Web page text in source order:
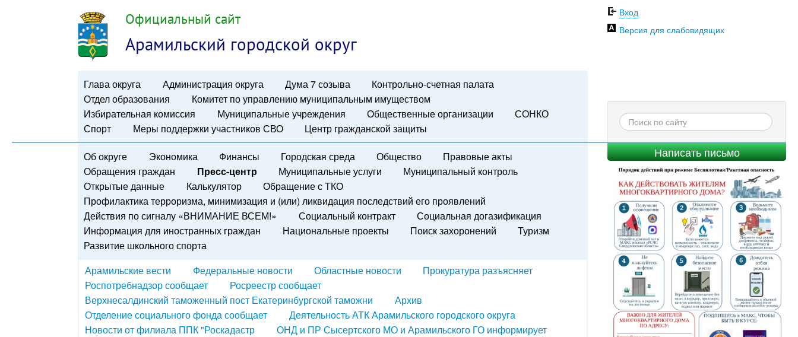
Официальный сайт
Арамильский городской округ
Глава округа Администрация округа Дума 7 созыва
Контрольно-счетная палата
Отдел образования
Комитет по управлению муниципальным имуществом
Избирательная комиссия
Муниципальные учреждения Общественные организации
СОНКО
Спорт
Меры поддержки участников СВО Центр гражданской защиты
Вход
Версия для слабовидящих
Написать письмо
Об округе Экономика Финансы Городская среда Общество
Правовые акты
Обращения граждан
Пресс-центр Муниципальные услуги
Муниципальный контроль
Открытые данные
Калькулятор
Обращение с ТКО
Профилактика терроризма, минимизация и (или) ликвидация последствий его проявлений
Действия по сигналу «ВНИМАНИЕ ВСЕМ!»
Социальный контракт
Социальная догазификация
Информация для иностранных граждан
Национальные проекты Поиск захоронений
Туризм
Развитие школьного спорта
Арамильские вести
Федеральные новости Областные новости
Прокуратура разъясняет
Роспотребнадзор сообщает
Росреестр сообщает
Верхнесалдинский таможенный пост Екатеринбургской таможни
Архив
Отделение социального фонда сообщает
Деятельность АТК Арамильского городского округа
Новости от филиала ППК "Роскадастр
ОНД и ПР Сысертского МО и Арамильского ГО информирует